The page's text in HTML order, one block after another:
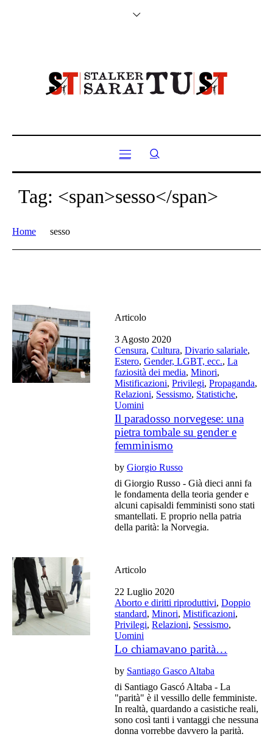
Tag: <span>sesso</span>
Home sesso
Articolo
3 Agosto 2020
Censura,Cultura,Divario salariale,
Estero,Gender, LGBT, ecc.,La
faziosità dei media,Minori,
Mistificazioni,Privilegi,Propaganda,
Relazioni, Sessismo, Statistiche,
Uomini
Il paradosso norvegese: una
pietra tombale su gender e
femminismo
byGiorgio Russo
di Giorgio Russo - Già dieci anni fa
le fondamenta della teoria gender e
alcuni capisaldi femministi sono stati
smantellati. E proprio nella patria
della parità: la Norvegia.
Articolo
22 Luglio 2020
Aborto e diritti riproduttivi,Doppio
standard,Minori,Mistificazioni,
Privilegi,Relazioni, Sessismo,
Uomini
Lo chiamavano parità…
by Santiago Gasco Altaba
di Santiago Gascó Altaba - La
"parità" è il vessillo delle femministe.
In realtà, quardando a casistiche reali,
sono così tanti i vantaggi che nessuna
donna vorrebbe davvero la parità.